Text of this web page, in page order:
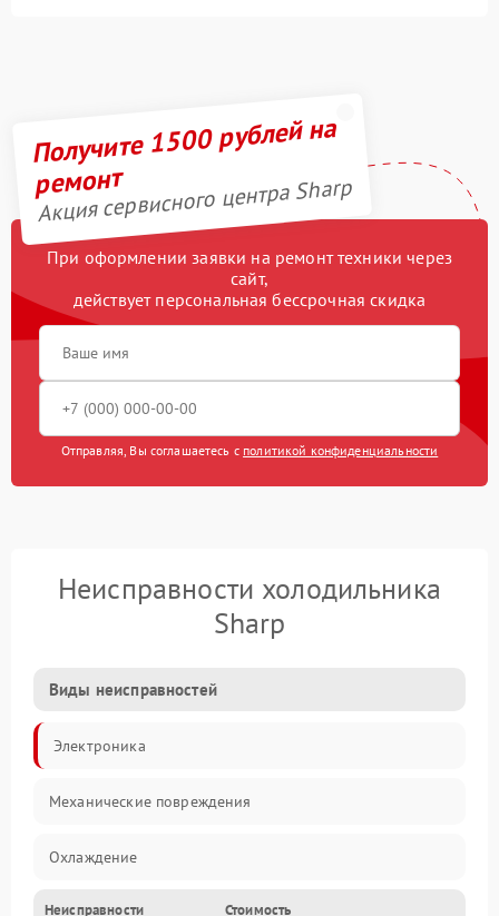
Получите 1500 рублей на
ремонт
Акция сервисного центра Sharp
При оформлении заявки на ремонт техники через
сайт,
действует персональная бессрочная скидка
Отправляя, Вы соглашаетесь с политикой конфиденциальности
Неисправности холодильника
Sharp
Виды неисправностей
Электроника
Механические повреждения
Охлаждение
Неисправности Стоимость